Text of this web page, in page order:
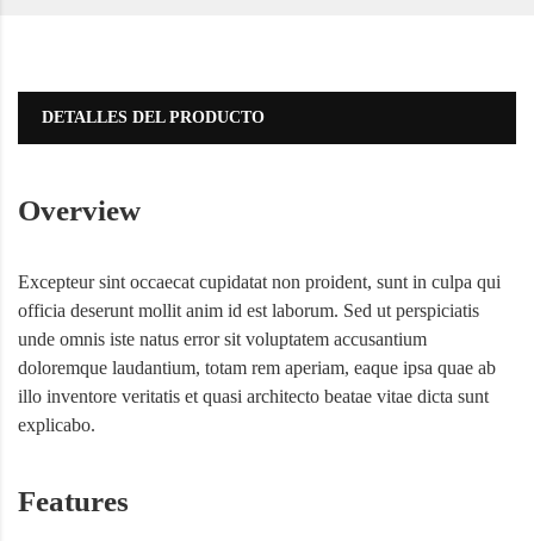
DETALLES DEL PRODUCTO
Overview
Excepteur sint occaecat cupidatat non proident, sunt in culpa qui
officia deserunt mollit anim id est laborum. Sed ut perspiciatis
unde omnis iste natus error sit voluptatem accusantium
doloremque laudantium, totam rem aperiam, eaque ipsa quae ab
illo inventore veritatis et quasi architecto beatae vitae dicta sunt
explicabo.
Features